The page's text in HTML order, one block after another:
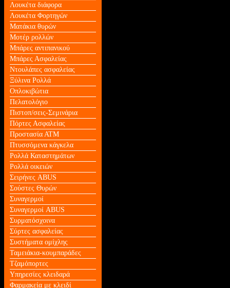
Λουκέτα διάφορα
Λουκέτα Φορτηγών
Ματάκια θυρών
Μοτέρ ρολλών
Μπάρες αντιπανικού
Μπάρες Ασφαλείας
Ντουλάπες ασφαλείας
Ξύλινα Ρολλά
Οπλοκιβώτια
Πελατολόγιο
Πιστοπ/σεις-Σεμινάρια
Πόρτες Ασφαλείας
Προστασία ΑΤΜ
Πτυσσόμενα κάγκελα
Ρολλά Καταστημάτων
Ρολλά οικειών
Σειρήνες ABUS
Σούστες Θυρών
Συναγερμοί
Συναγερμοί ABUS
Συρματόσχοινα
Σύρτες ασφαλείας
Συστήματα ομίχλης
Ταμειάκια-κουμπαράδες
Τζαμόπορτες
Υπηρεσίες κλειδαρά
Φαρμακεία με κλειδί